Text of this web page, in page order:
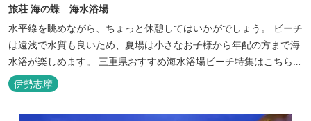
旅荘 海の蝶 海水浴場
水平線を眺めながら、ちょっと休憩してはいかがでしょう。 ビーチ
は遠浅で水質も良いため、夏場は小さなお子様から年配の方まで海
水浴が楽しめます。 三重県おすすめ海水浴場ビーチ特集はこちら
🏖三重の海水浴場ビーチ特集 プー...
伊勢志摩